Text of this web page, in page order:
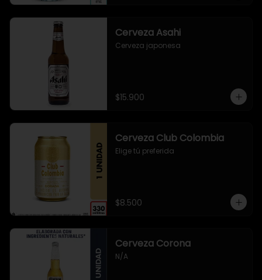
Cerveza Asahi
Cerveza japonesa
$15.900
Cerveza Club Colombia
Elige tú preferida
$8.500
Cerveza Corona
N/A